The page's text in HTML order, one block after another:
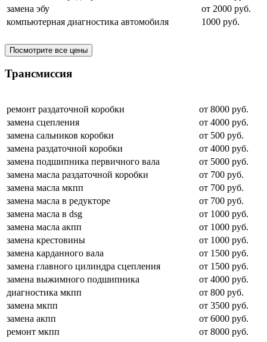
замена эбу
от 2000 руб.
компьютерная диагностика автомобиля
1000 руб.
Посмотрите все цены
Трансмиссия
ремонт раздаточной коробки
от 8000 руб.
замена сцепления
от 4000 руб.
замена сальников коробки
от 500 руб.
замена раздаточной коробки
от 4000 руб.
замена подшипника первичного вала
от 5000 руб.
замена масла раздаточной коробки
от 700 руб.
замена масла мкпп
от 700 руб.
замена масла в редукторе
от 700 руб.
замена масла в dsg
от 1000 руб.
замена масла акпп
от 1000 руб.
замена крестовины
от 1000 руб.
замена карданного вала
от 1500 руб.
замена главного цилиндра сцепления
от 1500 руб.
замена выжимного подшипника
от 4000 руб.
диагностика мкпп
от 800 руб.
замена мкпп
от 3500 руб.
замена акпп
от 6000 руб.
ремонт мкпп
от 8000 руб.